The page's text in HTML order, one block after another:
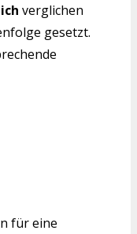
verglichen
gesetzt.
für eine